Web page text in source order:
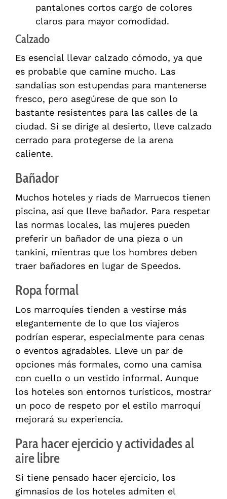
pantalones cortos cargo de colores
claros para mayor comodidad.
Calzado
Es esencial llevar calzado cómodo, ya que
es probable que camine mucho. Las
sandalias son estupendas para mantenerse
fresco, pero asegúrese de que son lo
bastante resistentes para las calles de la
ciudad. Si se dirige al desierto, lleve calzado
cerrado para protegerse de la arena
caliente.
Bañador
Muchos hoteles y riads de Marruecos tienen
piscina, así que lleve bañador. Para respetar
las normas locales, las mujeres pueden
preferir un bañador de una pieza o un
tankini, mientras que los hombres deben
traer bañadores en lugar de Speedos.
Ropa formal
Los marroquíes tienden a vestirse más
elegantemente de lo que los viajeros
podrían esperar, especialmente para cenas
o eventos agradables. Lleve un par de
opciones más formales, como una camisa
con cuello o un vestido informal. Aunque
los hoteles son entornos turísticos, mostrar
un poco de respeto por el estilo marroquí
mejorará su experiencia.
Para hacer ejercicio y actividades al
aire libre
Si tiene pensado hacer ejercicio, los
gimnasios de los hoteles admiten el